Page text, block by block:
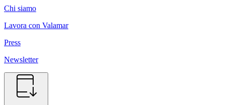
Chi siamo
Lavora con Valamar
Press
Newsletter